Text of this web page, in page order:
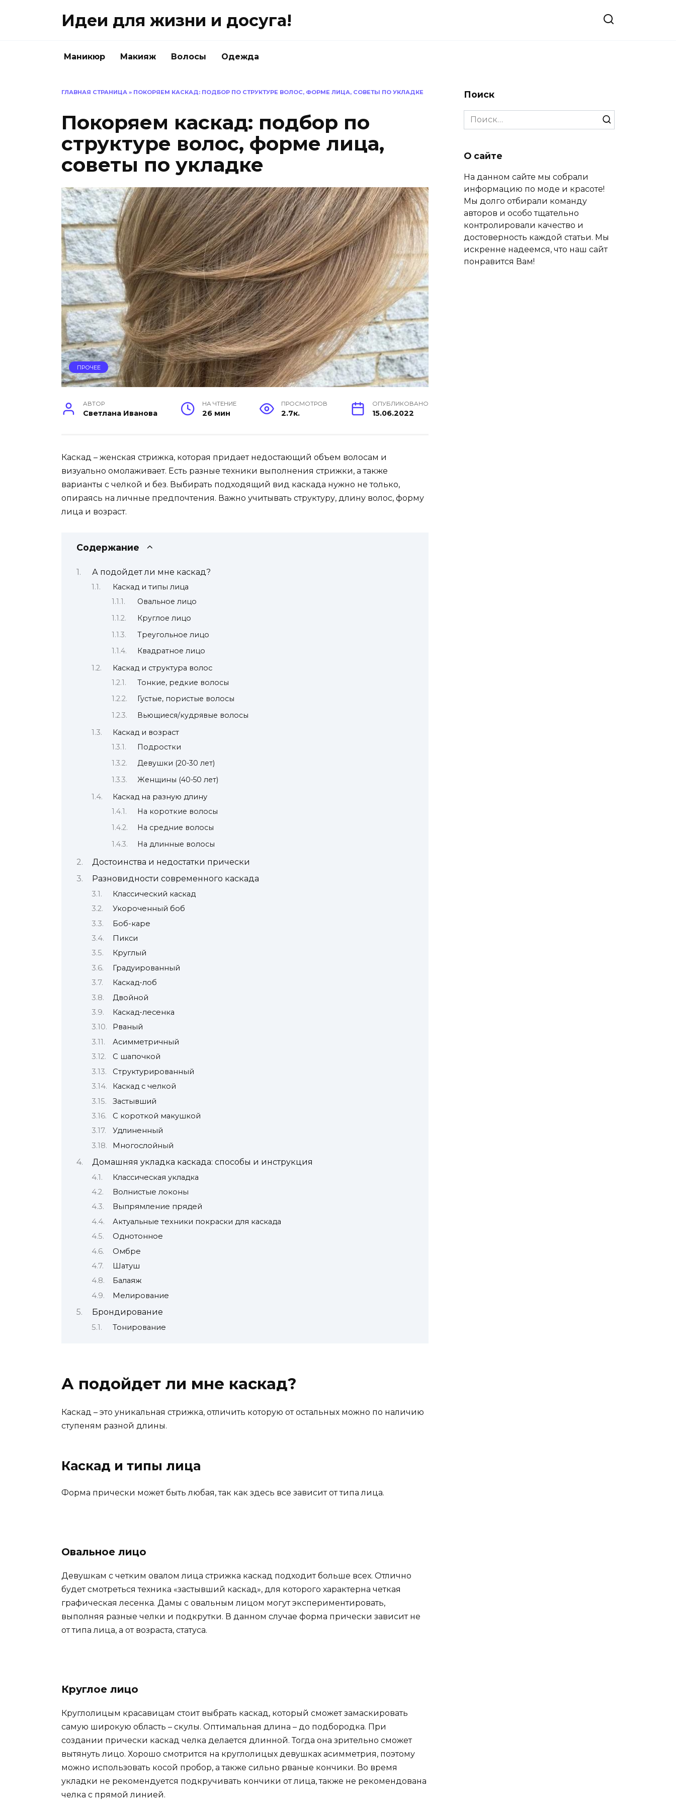
Идеи для жизни и досуга!
Маникюр Макияж Волосы Одежда
ГЛАВНАЯ СТРАНИЦА » ПОКОРЯЕМ КАСКАД: ПОДБОР ПО СТРУКТУРЕ ВОЛОС, ФОРМЕ ЛИЦА, СОВЕТЫ ПО УКЛАДКЕ
Покоряем каскад: подбор по
структуре волос, форме лица,
советы по укладке
ПРОЧЕЕ
АВТОР
Светлана Иванова
НА ЧТЕНИЕ
26 мин
ПРОСМОТРОВ
2.7к.
ОПУБЛИКОВАНО
15.06.2022
Каскад – женская стрижка, которая придает недостающий объем волосам и
визуально омолаживает. Есть разные техники выполнения стрижки, а также
варианты с челкой и без. Выбирать подходящий вид каскада нужно не только,
опираясь на личные предпочтения. Важно учитывать структуру, длину волос, форму
лица и возраст.
Содержание
А подойдет ли мне каскад?
Каскад и типы лица
Овальное лицо
Круглое лицо
Треугольное лицо
Квадратное лицо
Каскад и структура волос
Тонкие, редкие волосы
Густые, пористые волосы
Вьющиеся/кудрявые волосы
Каскад и возраст
Подростки
Девушки (20-30 лет)
Женщины (40-50 лет)
Каскад на разную длину
На короткие волосы
На средние волосы
На длинные волосы
Достоинства и недостатки прически
Разновидности современного каскада
Классический каскад
Укороченный боб
Боб-каре
Пикси
Круглый
Градуированный
Каскад-лоб
Двойной
Каскад-лесенка
Рваный
Асимметричный
С шапочкой
Структурированный
Каскад с челкой
Застывший
С короткой макушкой
Удлиненный
Многослойный
Домашняя укладка каскада: способы и инструкция
Классическая укладка
Волнистые локоны
Выпрямление прядей
Актуальные техники покраски для каскада
Однотонное
Омбре
Шатуш
Балаяж
Мелирование
Брондирование
Тонирование
А подойдет ли мне каскад?
Каскад – это уникальная стрижка, отличить которую от остальных можно по наличию
ступеням разной длины.
Каскад и типы лица
Форма прически может быть любая, так как здесь все зависит от типа лица.
Овальное лицо
Девушкам с четким овалом лица стрижка каскад подходит больше всех. Отлично
будет смотреться техника «застывший каскад», для которого характерна четкая
графическая лесенка. Дамы с овальным лицом могут экспериментировать,
выполняя разные челки и подкрутки. В данном случае форма прически зависит не
от типа лица, а от возраста, статуса.
Круглое лицо
Круглолицым красавицам стоит выбрать каскад, который сможет замаскировать
самую широкую область – скулы. Оптимальная длина – до подбородка. При
создании прически каскад челка делается длинной. Тогда она зрительно сможет
вытянуть лицо. Хорошо смотрится на круглолицых девушках асимметрия, поэтому
можно использовать косой пробор, а также сильно рваные кончики. Во время
укладки не рекомендуется подкручивать кончики от лица, также не рекомендована
челка с прямой линией.
Поиск
Search
for:
О сайте
На данном сайте мы собрали
информацию по моде и красоте!
Мы долго отбирали команду
авторов и особо тщательно
контролировали качество и
достоверность каждой статьи. Мы
искренне надеемся, что наш сайт
понравится Вам!